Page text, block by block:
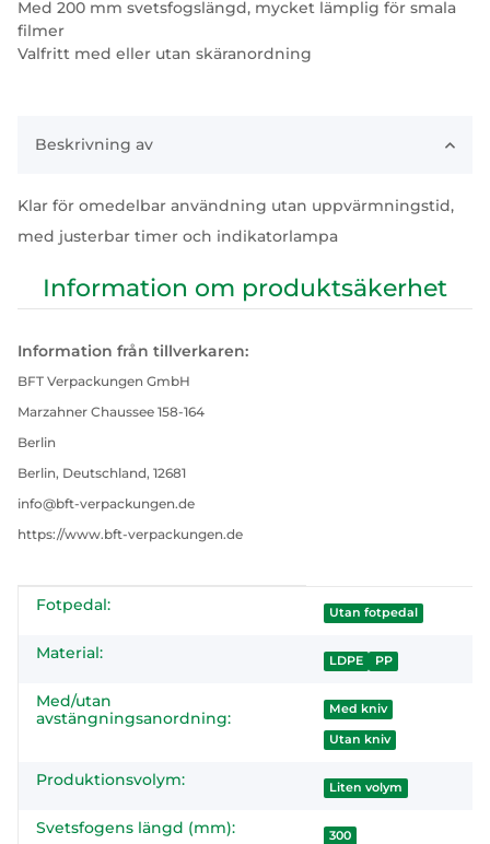
Med 200 mm svetsfogslängd, mycket lämplig för smala
filmer
Valfritt med eller utan skäranordning
Beskrivning av
Klar för omedelbar användning utan uppvärmningstid,
med justerbar timer och indikatorlampa
Information om produktsäkerhet
Information från tillverkaren:
BFT Verpackungen GmbH
Marzahner Chaussee 158-164
Berlin
Berlin, Deutschland, 12681
info@bft-verpackungen.de
https://www.bft-verpackungen.de
#productDetails.itemInformation#
#productDetails.itemValue#
Fotpedal: Utan fotpedal
Material: LDPE PP
Med/utan
avstängningsanordning:
Med kniv
Utan kniv
Produktionsvolym: Liten volym
Svetsfogens längd (mm): 300